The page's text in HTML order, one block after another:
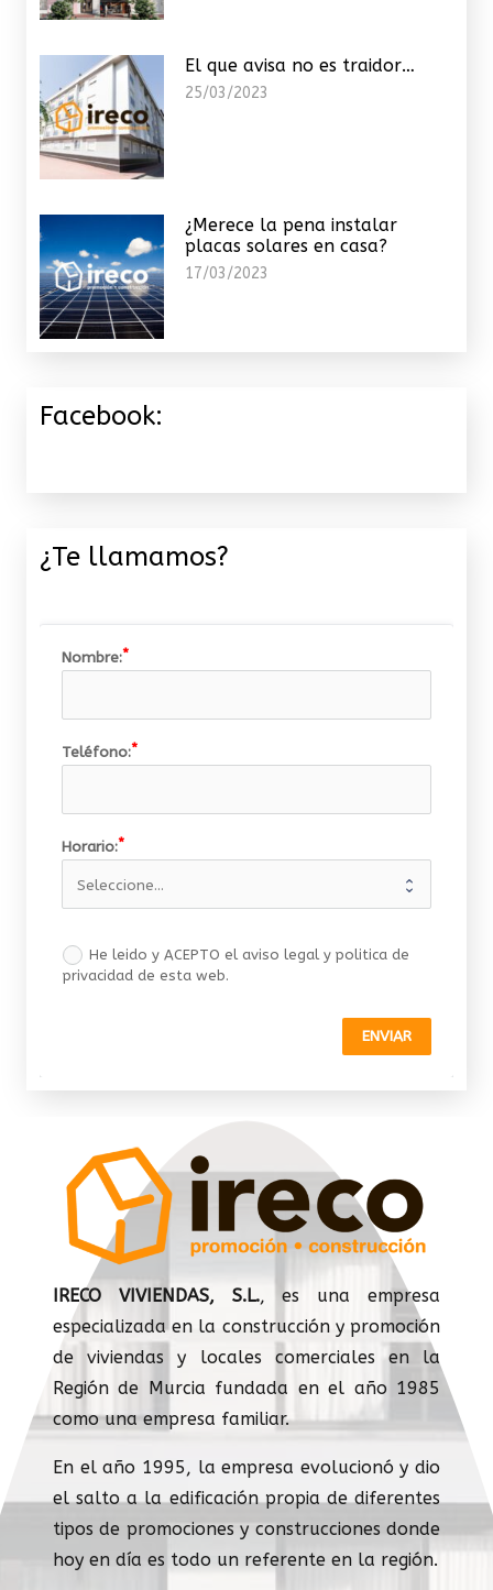
El que avisa no es traidor…
25/03/2023
¿Merece la pena instalar
placas solares en casa?
17/03/2023
Facebook:
¿Te llamamos?
Nombre:
Teléfono:
Horario:
He leido y ACEPTO el aviso legal y politica de
privacidad de esta web.
ENVIAR
IRECO VIVIENDAS, S.L., es una empresa
especializada en la construcción y promoción
de viviendas y locales comerciales en la
Región de Murcia fundada en el año 1985
como una empresa familiar.
En el año 1995, la empresa evolucionó y dio
el salto a la edificación propia de diferentes
tipos de promociones y construcciones donde
hoy en día es todo un referente en la región.